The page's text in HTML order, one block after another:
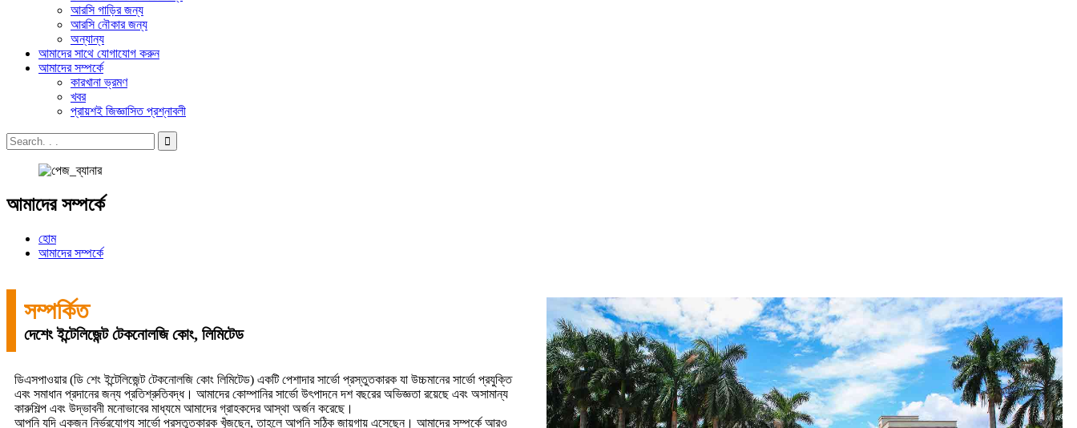
আরসি গাড়ির জন্য
আরসি নৌকার জন্য
অন্যান্য
আমাদের সাথে যোগাযোগ করুন
আমাদের সম্পর্কে
কারখানা ভ্রমণ
খবর
প্রায়শই জিজ্ঞাসিত প্রশ্নাবলী
আমাদের সম্পর্কে
হোম
আমাদের সম্পর্কে
সম্পর্কিত
দেশেং ইন্টেলিজেন্ট টেকনোলজি কোং, লিমিটেড
ডিএসপাওয়ার (ডি শেং ইন্টেলিজেন্ট টেকনোলজি কোং লিমিটেড) একটি পেশাদার সার্ভো প্রস্তুতকারক যা উচ্চমানের সার্ভো প্রযুক্তি
এবং সমাধান প্রদানের জন্য প্রতিশ্রুতিবদ্ধ। আমাদের কোম্পানির সার্ভো উৎপাদনে দশ বছরের অভিজ্ঞতা রয়েছে এবং অসামান্য
কারুশিল্প এবং উদ্ভাবনী মনোভাবের মাধ্যমে আমাদের গ্রাহকদের আস্থা অর্জন করেছে।
আপনি যদি একজন নির্ভরযোগ্য সার্ভো প্রস্তুতকারক খুঁজছেন, তাহলে আপনি সঠিক জায়গায় এসেছেন। আমাদের সম্পর্কে আরও